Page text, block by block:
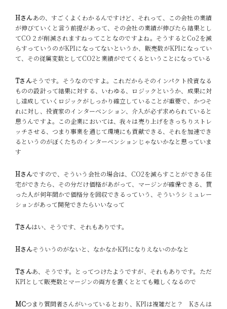
Hさんあの、すごくよくわかるんですけど、それって、この会社の業績
が伸びていくと言う前提があって、その会社の業績が伸びたら結果とし
てCO２が削減されますねってことなのですよね。そうするとCo2を減
らすっていうのがKPIになってないというか、販売数がKPIになってい
て、その従属変数としてCO2と業績がでてくるということになっている
Tさんそうです。そうなのですよ。これだからそのインパクト投資なる
ものの設計って結果に対する、いわゆる、ロジックというか、成果に対
し達成していくロジックがしっかり確立していることが重要で、かつそ
れに対し、投資家のインターベンション、介入が必ず求められていると
思うんですよ。この企業においては、我々は売り上げをきっちりストレ
ッチさせる、つまり事業を通じて環境にも貢献できる、それを加速でき
るというのがぼくたちのインターベンションじゃないかなと思っていま
す
Hさんですので、そういう会社の場合は、CO2を減らすことができる住
宅ができたら、その分だけ価格があがって、マージンが確保できる、買
った人が何年間かで価格分を回収できるっていう、そういうシミュレー
ションがあって開発できたらいいなって
Tさんはい、そうです、それもありです。
Hさんそういうのがないと、なかなかKPIになりえないのかなと
Tさんあ、そうです。とってつけたようですが、それもありです。ただ
KPIとして販売数とマージンの両方を置くととても難しくなるので
MCつまり質問者さんがいっているとおり、KPIは複雑だと？ Kさんは